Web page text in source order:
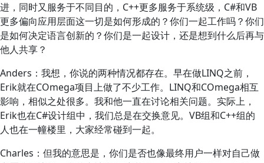
进，同时又服务于不同目的，C++更多服务于系统级，C#和VB
更多偏向应用层面这一切是如何形成的？你们一起工作吗？你们
是如何决定语言创新的？你们是一起设计，还是想到什么后再与
他人共享？
Anders：我想，你说的两种情况都存在。早在做LINQ之前，
Erik就在COmega项目上做了不少工作。LINQ和COmega相互
影响，相似之处很多。我和他一直在讨论相关问题。实际上，
Erik也在C#设计组中，我们总是在交换意见。VB组和C++组的
人也在一幢楼里，大家经常碰到一起。
Charles：但我的意思是，你们是否也像最终用户一样对自己做